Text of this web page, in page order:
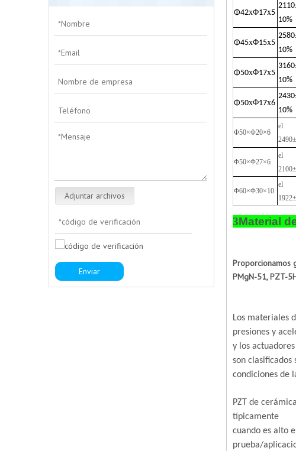
Adjuntar archivos
Enviar
Φ42xΦ17x5
2110
10%
Φ45xΦ15x5
2580
10%
Φ50xΦ17x5
3160
10%
Φ50xΦ17x6
2430
10%
Φ50×Φ20×6
el
Φ50×Φ27×6
el
Φ60×Φ30×10
el
3Material
Proporcionamos
PMgN-51, PZT-
Los materiales
presiones y
y los
son
condiciones de
PZT de
típicamente
cuando es alto
prueba/